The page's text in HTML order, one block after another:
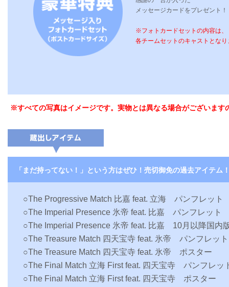
メッセージカードをプレゼント！
※フォトカードセットの内容は、
各チームセットのキャストとなり
※すべての写真はイメージです。実物とは異なる場合がございます
「まだ持ってない！」という方はぜひ！売切御免の過去アイテム
○The Progressive Match 比嘉 feat. 立海 パンフレット
○The Imperial Presence 氷帝 feat. 比嘉 パンフレット
○The Imperial Presence 氷帝 feat. 比嘉 10月以降国内
○The Treasure Match 四天宝寺 feat. 氷帝 パンフレット
○The Treasure Match 四天宝寺 feat. 氷帝 ポスター
○The Final Match 立海 First feat. 四天宝寺 パンフレッ
○The Final Match 立海 First feat. 四天宝寺 ポスター